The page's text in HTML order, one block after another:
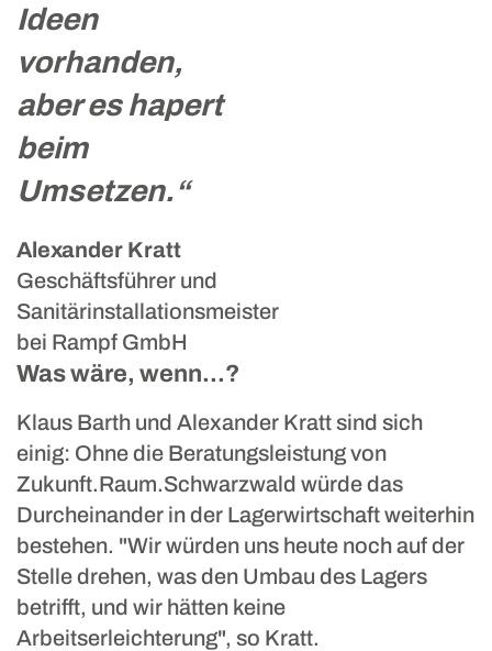
Ideen
vorhanden,
aber es hapert
beim
Umsetzen.“
Alexander Kratt
Geschäftsführer und
Sanitärinstallationsmeister
bei Rampf GmbH
Was wäre, wenn...?
Klaus Barth und Alexander Kratt sind sich
einig: Ohne die Beratungsleistung von
Zukunft.Raum.Schwarzwald würde das
Durcheinander in der Lagerwirtschaft weiterhin
bestehen. "Wir würden uns heute noch auf der
Stelle drehen, was den Umbau des Lagers
betrifft, und wir hätten keine
Arbeitserleichterung", so Kratt.